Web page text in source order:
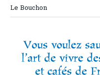
Le Bouchon